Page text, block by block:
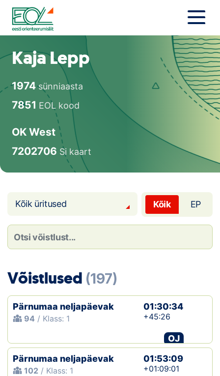
Liigu
sisu
juurde
Estonian Orienteering Federation
Uudised
Orienteerujale
Eesti Orienteerumine 100!
Toetamine
Telli litsents!
Noored
Kaardid
Koondised
Kaja Lepp
1974sünniaasta
7851 EOL kood
OK West
7202706 Si kaart
Kõik üritused Kõik EP
Võistlused (197)
Pärnumaa neljapäevak
94 / Klass: 1
01:30:34
+45:26
OJ
Pärnumaa neljapäevak
102 / Klass: 1
01:53:09
+01:09:01